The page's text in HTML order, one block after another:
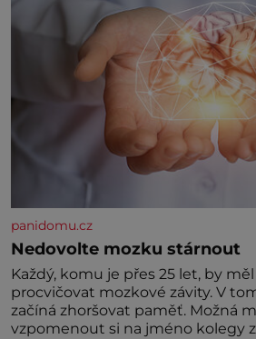
panidomu.cz
Nedovolte mozku stárnout
Každý, komu je přes 25 let, by
procvičovat mozkové závity. V
začíná zhoršovat paměť. Možná
vzpomenout si na jméno kolegy